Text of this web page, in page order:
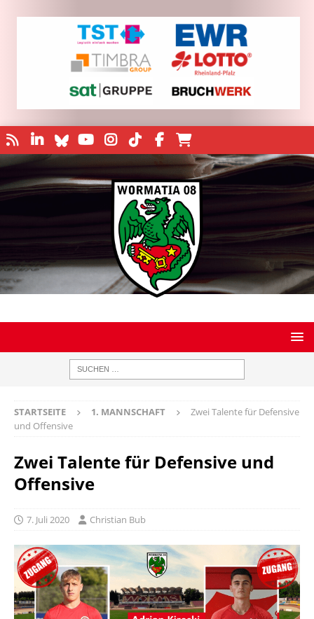
STARTSEITE 1. MANNSCHAFT
Zwei Talente für Defensive
und Offensive
Zwei Talente für Defensive und
Offensive
7. Juli 2020 Christian Bub